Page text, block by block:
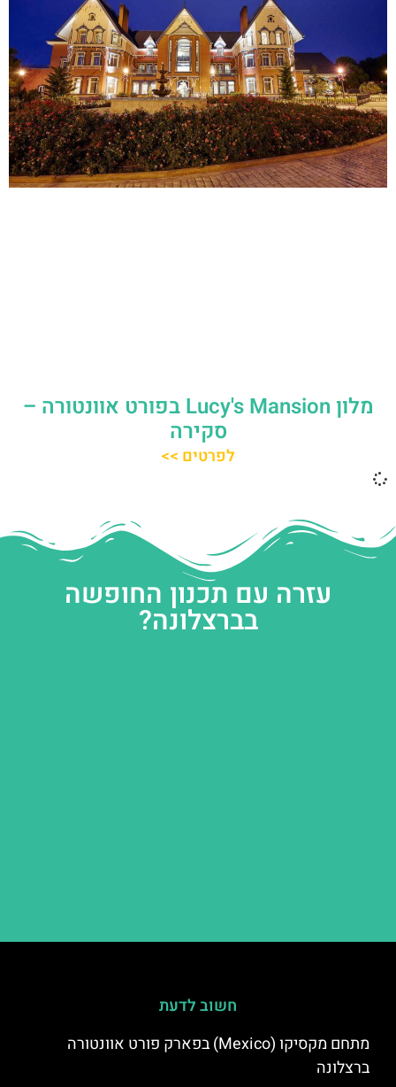
מלון Lucy's Mansion בפורט אוונטורה –
סקירה
לפרטים >>
עזרה עם תכנון החופשה
בברצלונה?
חשוב לדעת
מתחם מקסיקו (Mexico) בפארק פורט אוונטורה
ברצלונה